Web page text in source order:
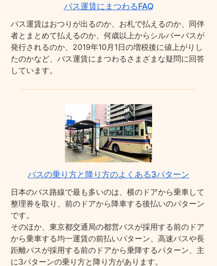
バス運賃にまつわるFAQ
バス運賃はおつりが出るのか、お札で払えるのか、同伴
者とまとめて払えるのか、何歳以上からシルバーパスが
発行されるのか、2019年10月1日の増税後に値上がりし
たのかなど、バス運賃にまつわるさまざまな疑問に回答
しています。
バスの乗り方と降り方のよくある3パターン
日本のバス路線で最も多いのは、横のドアから乗車して
整理券を取り、前のドアから降車する後払いのパターン
です。
そのほか、東京都交通局の都営バスが採用する前のドア
から乗車する均一運賃の前払いパターン、高速バスや長
距離バスが採用する前のドアから乗降するパターン、主
に3パターンの乗り方と降り方があります。